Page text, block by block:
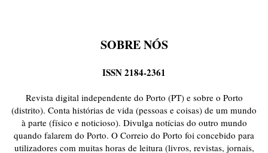
SOBRE NÓS
ISSN 2184-2361
Revista digital independente do Porto (PT) e sobre o Porto
(distrito). Conta histórias de vida (pessoas e coisas) de um mundo
à parte (físico e noticioso). Divulga notícias do outro mundo
quando falarem do Porto. O Correio do Porto foi concebido para
utilizadores com muitas horas de leitura (livros, revistas, jornais,